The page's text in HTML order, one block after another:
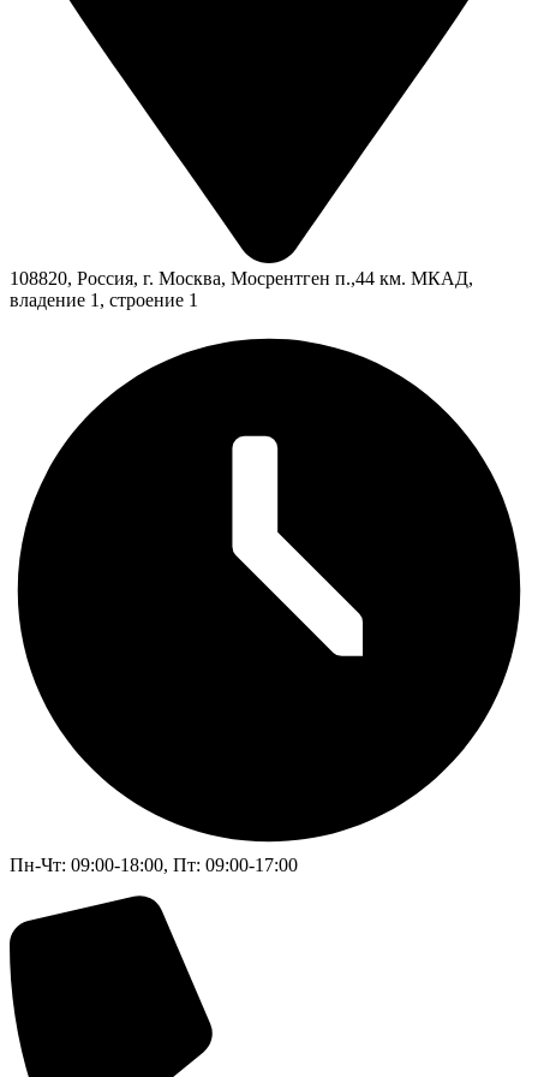
108820, Россия, г. Москва, Мосрентген п.,44 км. МКАД,
владение 1, строение 1
Пн-Чт: 09:00-18:00, Пт: 09:00-17:00